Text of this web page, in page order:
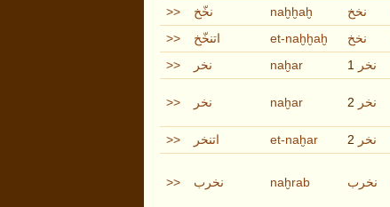
>> نخّخ naḫḫaḫ نخخ
>> اتنخّخ et-naḫḫaḫ نخخ
>> نخر naḫar نخر
>> نخر naḫar نخر
>> اتنخر et-naḫar نخر
>> نخرب naḫrab نخرب